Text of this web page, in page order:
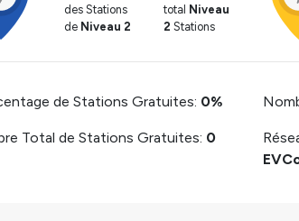
des Stations
de Niveau 2
total Niveau
2 Stations
de Stations Gratuites: 0%
Total de Stations Gratuites: 0